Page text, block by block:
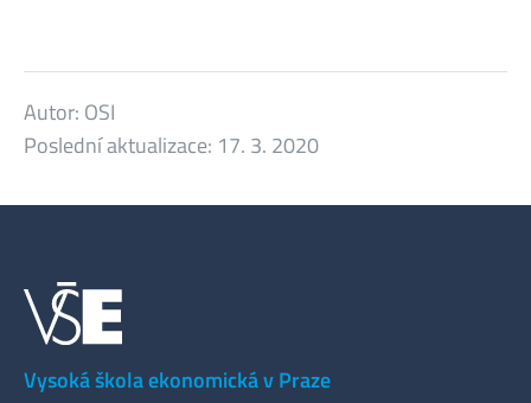
Autor: OSI
Poslední aktualizace: 17. 3. 2020
Vysoká škola ekonomická v Praze